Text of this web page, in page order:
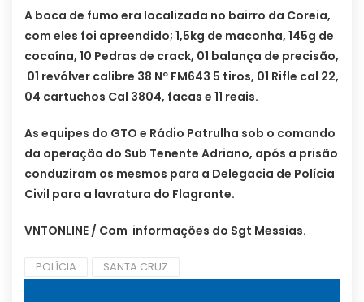
A boca de fumo era localizada no bairro da Coreia,
com eles foi apreendido; 1,5kg de maconha, 145g de
cocaína, 10 Pedras de crack, 01 balança de precisão,
01 revólver calibre 38 Nº FM643 5 tiros, 01 Rifle cal 22,
04 cartuchos Cal 3804, facas e 11 reais.
As equipes do GTO e Rádio Patrulha sob o comando
da operação do Sub Tenente Adriano, após a prisão
conduziram os mesmos para a Delegacia de Polícia
Civil para a lavratura do Flagrante.
VNTONLINE / Com informações do Sgt Messias.
POLÍCIA SANTA CRUZ